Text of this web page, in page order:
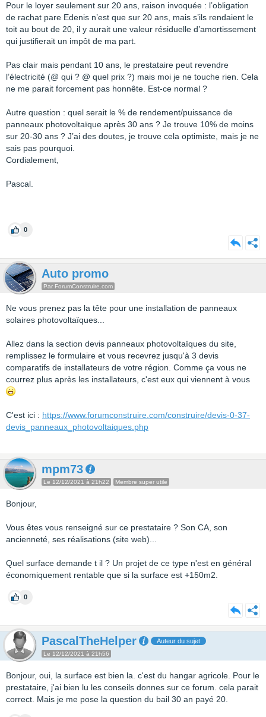
Pour le loyer seulement sur 20 ans, raison invoquée : l’obligation
de rachat pare Edenis n’est que sur 20 ans, mais s’ils rendaient le
toit au bout de 20, il y aurait une valeur résiduelle d’amortissement
qui justifierait un impôt de ma part.
Pas clair mais pendant 10 ans, le prestataire peut revendre
l’électricité (@ qui ? @ quel prix ?) mais moi je ne touche rien. Cela
ne me parait forcement pas honnête. Est-ce normal ?
Autre question : quel serait le % de rendement/puissance de
panneaux photovoltaïque après 30 ans ? Je trouve 10% de moins
sur 20-30 ans ? J’ai des doutes, je trouve cela optimiste, mais je ne
sais pas pourquoi.
Cordialement,
Pascal.
0
Auto promo
Par ForumConstruire.com
Ne vous prenez pas la tête pour une installation de panneaux
solaires photovoltaïques...
Allez dans la section devis panneaux photovoltaïques du site,
remplissez le formulaire et vous recevrez jusqu'à 3 devis
comparatifs de installateurs de votre région. Comme ça vous ne
courrez plus après les installateurs, c'est eux qui viennent à vous
C'est ici : https://www.forumconstruire.com/construire/devis-0-37-
devis_panneaux_photovoltaiques.php
mpm73
Le 12/12/2021 à 21h22 Membre super utile
Bonjour,
Vous êtes vous renseigné sur ce prestataire ? Son CA, son
ancienneté, ses réalisations (site web)...
Quel surface demande t il ? Un projet de ce type n'est en général
économiquement rentable que si la surface est +150m2.
0
PascalTheHelper Auteur du sujet
Le 12/12/2021 à 21h56
Bonjour, oui, la surface est bien la. c'est du hangar agricole. Pour le
prestataire, j'ai bien lu les conseils donnes sur ce forum. cela parait
correct. Mais je me pose la question du bail 30 an payé 20.